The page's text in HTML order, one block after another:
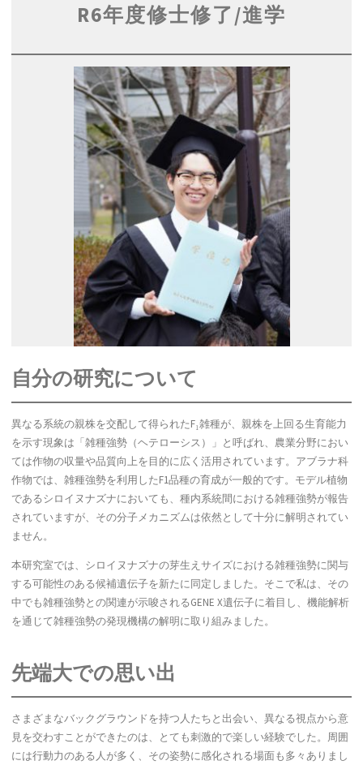
R6年度修士修了/進学
自分の研究について
異なる系統の親株を交配して得られたF₁雑種が、親株を上回る生育能力
を示す現象は「雑種強勢（ヘテローシス）」と呼ばれ、農業分野におい
ては作物の収量や品質向上を目的に広く活用されています。アブラナ科
作物では、雑種強勢を利用したF1品種の育成が一般的です。モデル植物
であるシロイヌナズナにおいても、種内系統間における雑種強勢が報告
されていますが、その分子メカニズムは依然として十分に解明されてい
ません。
本研究室では、シロイヌナズナの芽生えサイズにおける雑種強勢に関与
する可能性のある候補遺伝子を新たに同定しました。そこで私は、その
中でも雑種強勢との関連が示唆されるGENE X遺伝子に着目し、機能解析
を通じて雑種強勢の発現機構の解明に取り組みました。
先端大での思い出
さまざまなバックグラウンドを持つ人たちと出会い、異なる視点から意
見を交わすことができたのは、とても刺激的で楽しい経験でした。周囲
には行動力のある人が多く、その姿勢に感化される場面も多々ありまし